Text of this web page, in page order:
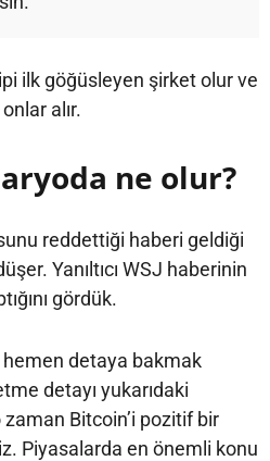
ilk göğüsleyen şirket olur ve
alır.
ne olur?
reddettiği haberi geldiği
Yanıltıcı WSJ haberinin
gördük.
detaya bakmak
detayı yukarıdaki
Bitcoin’i pozitif bir
Piyasalarda en önemli konu